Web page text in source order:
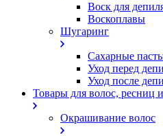
Воск для
Воскоплавы
Шугаринг
Сахарные
Уход перед
Уход после
Товары для волос, ресниц
Окрашивание волос